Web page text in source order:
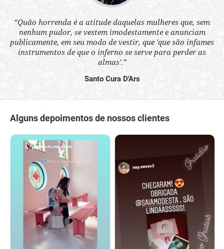
“Quão horrenda é a atitude daquelas mulheres que, sem
nenhum pudor, se vestem imodestamente e anunciam
publicamente, em seu modo de vestir, que 'que são infames
instrumentos de que o inferno se serve para perder as
almas'.”
Santo Cura D'Ars
Alguns depoimentos de nossos clientes